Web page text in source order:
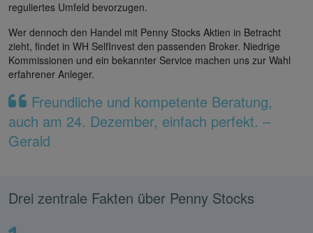
reguliertes Umfeld bevorzugen.
Wer dennoch den Handel mit Penny Stocks Aktien in Betracht
zieht, findet in WH SelfInvest den passenden Broker. Niedrige
Kommissionen und ein bekannter Service machen uns zur Wahl
erfahrener Anleger.
Freundliche und kompetente Beratung,
auch am 24. Dezember, einfach perfekt. –
Gerald
Drei zentrale Fakten über Penny Stocks